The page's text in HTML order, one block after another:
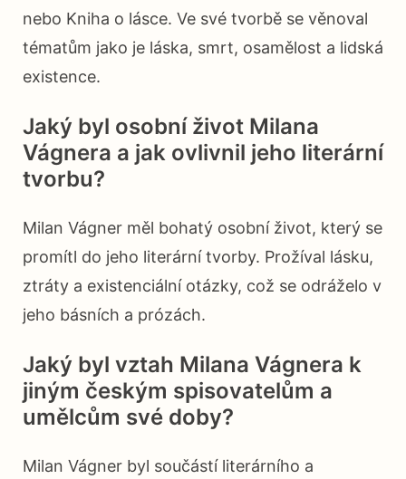
nebo Kniha o lásce. Ve své tvorbě se věnoval
tématům jako je láska, smrt, osamělost a lidská
existence.
Jaký byl osobní život Milana
Vágnera a jak ovlivnil jeho literární
tvorbu?
Milan Vágner měl bohatý osobní život, který se
promítl do jeho literární tvorby. Prožíval lásku,
ztráty a existenciální otázky, což se odráželo v
jeho básních a prózách.
Jaký byl vztah Milana Vágnera k
jiným českým spisovatelům a
umělcům své doby?
Milan Vágner byl součástí literárního a